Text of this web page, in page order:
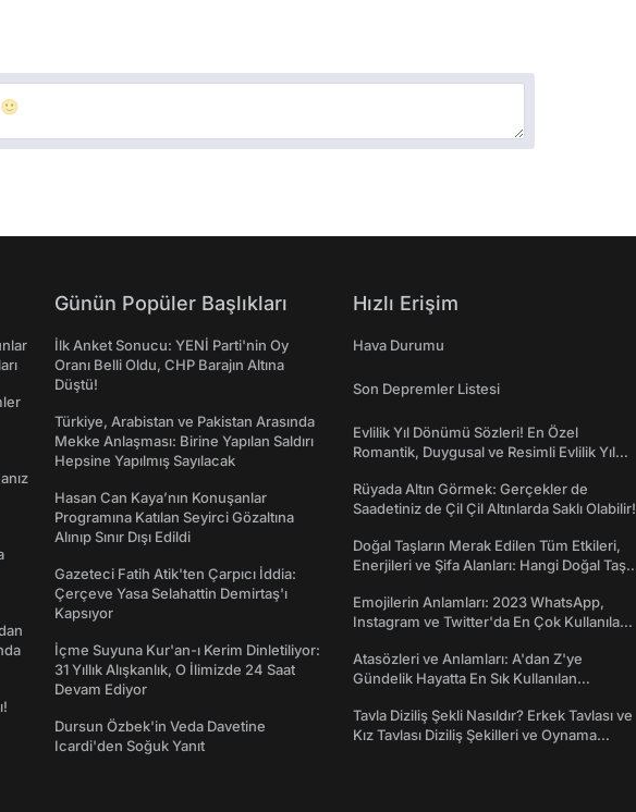
Günün Popüler Başlıkları
İlk Anket Sonucu: YENİ Parti'nin Oy
Oranı Belli Oldu, CHP Barajın Altına
Düştü!
Türkiye, Arabistan ve Pakistan Arasında
Mekke Anlaşması: Birine Yapılan Saldırı
Hepsine Yapılmış Sayılacak
Hasan Can Kaya’nın Konuşanlar
Programına Katılan Seyirci Gözaltına
Alınıp Sınır Dışı Edildi
Gazeteci Fatih Atik'ten Çarpıcı İddia:
Çerçeve Yasa Selahattin Demirtaş'ı
Kapsıyor
İçme Suyuna Kur'an-ı Kerim Dinletiliyor:
31 Yıllık Alışkanlık, O İlimizde 24 Saat
Devam Ediyor
Dursun Özbek'in Veda Davetine
Icardi'den Soğuk Yanıt
Hızlı Erişim
Hava Durumu
Son Depremler Listesi
Evlilik Yıl Dönümü Sözleri! En Özel
Romantik, Duygusal ve Resimli Evlilik Yıl
Rüyada Altın Görmek: Gerçekler de
Saadetiniz de Çil Çil Altınlarda Saklı Olabilir!
Doğal Taşların Merak Edilen Tüm Etkileri,
Enerjileri ve Şifa Alanları: Hangi Doğal Taş
Emojilerin Anlamları: 2023 WhatsApp,
Instagram ve Twitter'da En Çok Kullanılan
Atasözleri ve Anlamları: A'dan Z'ye
Gündelik Hayatta En Sık Kullanılan
Tavla Diziliş Şekli Nasıldır? Erkek Tavlası ve
Kız Tavlası Diziliş Şekilleri ve Oynama